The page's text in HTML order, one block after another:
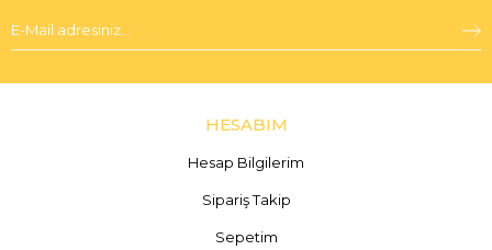
HESABIM
Hesap Bilgilerim
Sipariş Takip
Sepetim